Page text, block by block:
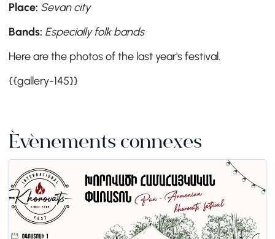
Place: Sevan city
Bands: Especially folk bands
Here are the photos of the last year's festival.
{{gallery-145}}
Événements connexes